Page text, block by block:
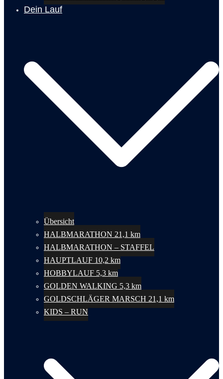
Dein Lauf
Übersicht
HALBMARATHON 21,1 km
HALBMARATHON – STAFFEL
HAUPTLAUF 10,2 km
HOBBYLAUF 5,3 km
GOLDEN WALKING 5,3 km
GOLDSCHLÄGER MARSCH 21,1 km
KIDS – RUN